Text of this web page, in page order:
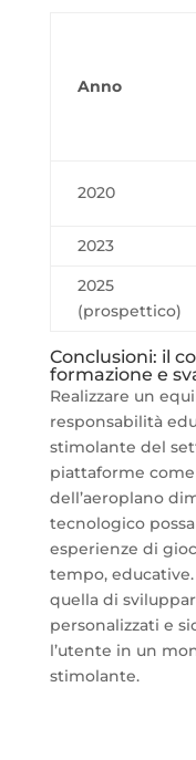
Anno
2020
2023
2025
(prospettico)
Conclusioni: il
formazione e
Realizzare un
responsabilità
stimolante del
piattaforme
dell’aeroplano
tecnologico
esperienze di
tempo,
quella di
personalizzati e
l’utente in un
stimolante.